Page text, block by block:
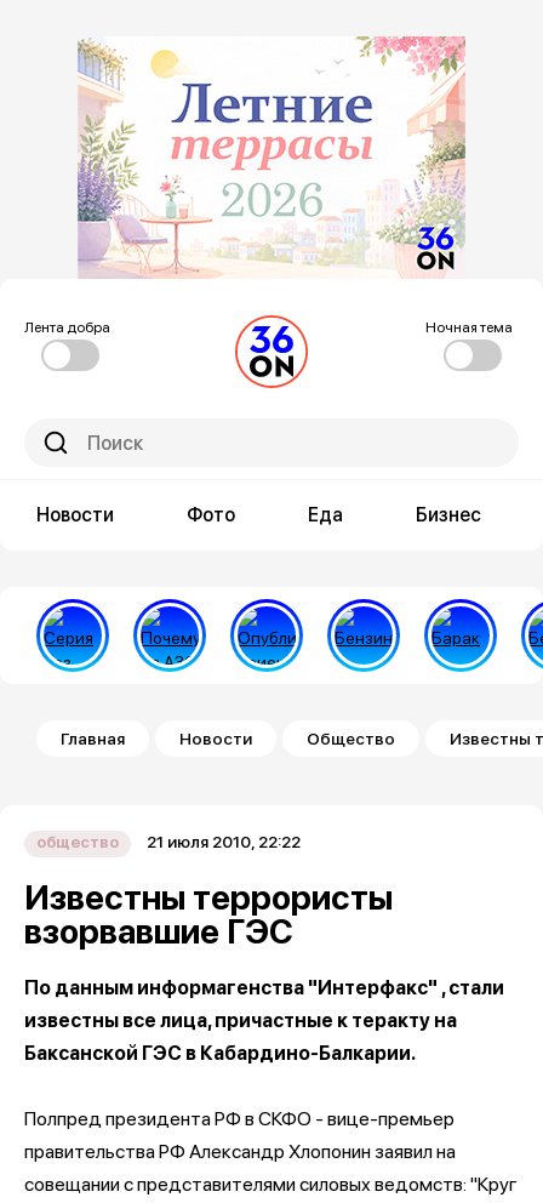
Лента добра Ночная тема
Новости Фото Еда Бизнес
Строка навигации
Главная Новости Общество Известны
общество 21 июля 2010, 22:22
Известны террористы
взорвавшие ГЭС
По данным информагенства "Интерфакс" , стали
известны все лица, причастные к теракту на
Баксанской ГЭС в Кабардино-Балкарии.
Полпред президента РФ в СКФО - вице-премьер
правительства РФ Александр Хлопонин заявил на
совещании с представителями силовых ведомств: "Круг